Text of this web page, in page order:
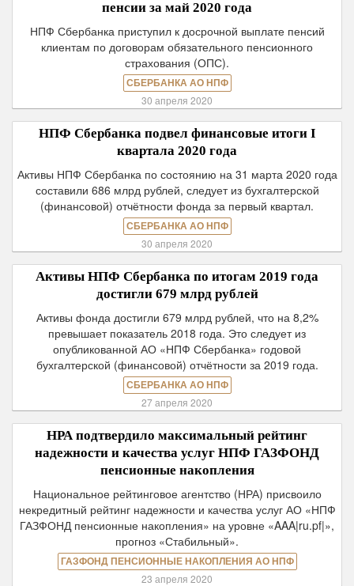
пенсии за май 2020 года
НПФ Сбербанка приступил к досрочной выплате пенсий
клиентам по договорам обязательного пенсионного
страхования (ОПС).
СБЕРБАНКА АО НПФ
30 апреля 2020
НПФ Сбербанка подвел финансовые итоги I
квартала 2020 года
Активы НПФ Сбербанка по состоянию на 31 марта 2020 года
составили 686 млрд рублей, следует из бухгалтерской
(финансовой) отчётности фонда за первый квартал.
СБЕРБАНКА АО НПФ
30 апреля 2020
Активы НПФ Сбербанка по итогам 2019 года
достигли 679 млрд рублей
Активы фонда достигли 679 млрд рублей, что на 8,2%
превышает показатель 2018 года. Это следует из
опубликованной АО «НПФ Сбербанка» годовой
бухгалтерской (финансовой) отчётности за 2019 года.
СБЕРБАНКА АО НПФ
27 апреля 2020
НРА подтвердило максимальный рейтинг
надежности и качества услуг НПФ ГАЗФОНД
пенсионные накопления
Национальное рейтинговое агентство (НРА) присвоило
некредитный рейтинг надежности и качества услуг АО «НПФ
ГАЗФОНД пенсионные накопления» на уровне «AAA|ru.pf|»,
прогноз «Стабильный».
ГАЗФОНД ПЕНСИОННЫЕ НАКОПЛЕНИЯ АО НПФ
23 апреля 2020